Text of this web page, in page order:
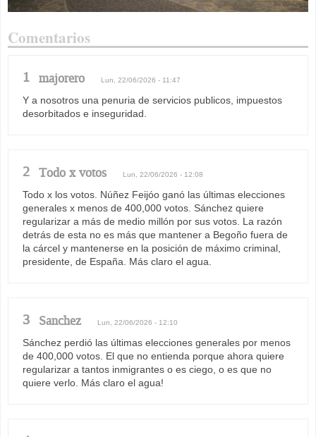
Comentarios
1 majorero Lun, 22/06/2026 - 11:47
Y a nosotros una penuria de servicios publicos, impuestos
desorbitados e inseguridad.
2 Todo x votos Lun, 22/06/2026 - 12:08
Todo x los votos. Núñez Feijóo ganó las últimas elecciones
generales x menos de 400,000 votos. Sánchez quiere
regularizar a más de medio millón por sus votos. La razón
detrás de esta no es más que mantener a Begoño fuera de
la cárcel y mantenerse en la posición de máximo criminal,
presidente, de España. Más claro el agua.
3 Sanchez Lun, 22/06/2026 - 12:10
Sánchez perdió las últimas elecciones generales por menos
de 400,000 votos. El que no entienda porque ahora quiere
regularizar a tantos inmigrantes o es ciego, o es que no
quiere verlo. Más claro el agua!